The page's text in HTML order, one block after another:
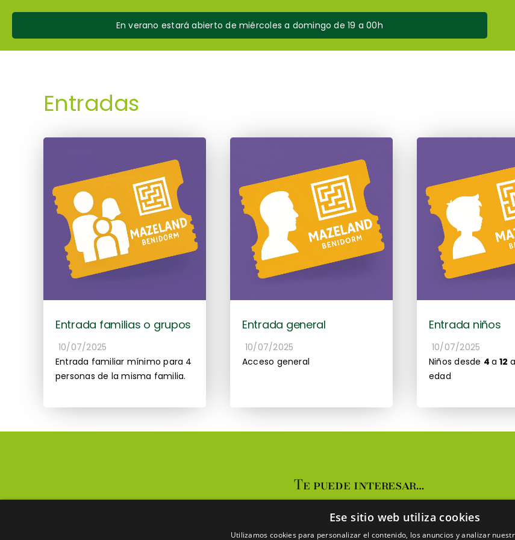
content
En verano estará abierto de miércoles a domingo de 19 a 00h
Entradas
Entrada familias o grupos
10/07/2025
Entrada familiar mínimo para 4
personas de la misma familia.
Entrada general
10/07/2025
Acceso general
Entrada niños
10/07/2025
Niños desde 4a 12
edad
Te puede interesar…
Bar- Restaurante
Ese sitio web utiliza cookies
Utilizamos cookies para personalizar el contenido, los anuncios y analizar